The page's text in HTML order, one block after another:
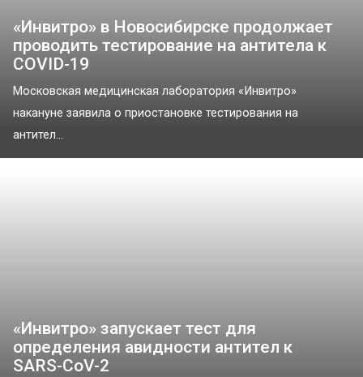
«Инвитро» в Новосибирске продолжает
проводить тестирование на антитела к
COVID-19
Московская медицинская лаборатория «Инвитро»
накануне заявила о приостановке тестирования на
антител...
«Инвитро» запускает тест для
определения авидности антител к
SARS-CoV-2